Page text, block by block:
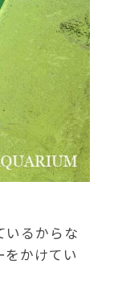
いるからな
をかけてい